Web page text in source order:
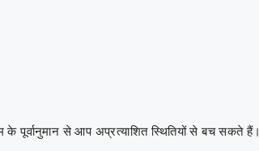
पूर्वानुमान से आप अप्रत्याशित स्थितियों से बच सकते हैं।